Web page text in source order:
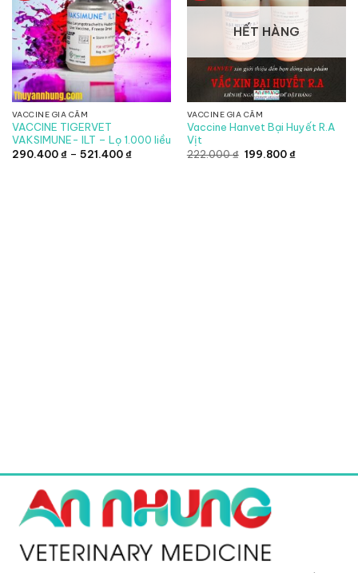
VACCINE GIA CẦM
VACCINE TIGERVET
VAKSIMUNE- ILT – Lọ 1.000 liều
290.400₫ – 521.400₫Khoảng
HẾT HÀNG
VACCINE GIA CẦM
Vaccine Hanvet Bại Huyết R.A
Vịt
222.000₫ Giá
199.800₫Giá